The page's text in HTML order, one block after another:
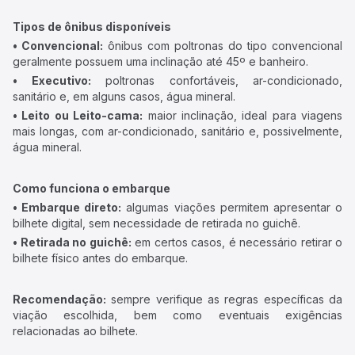
Tipos de ônibus disponíveis
• Convencional: ônibus com poltronas do tipo convencional
geralmente possuem uma inclinação até 45º e banheiro.
• Executivo: poltronas confortáveis, ar-condicionado,
sanitário e, em alguns casos, água mineral.
• Leito ou Leito-cama: maior inclinação, ideal para viagens
mais longas, com ar-condicionado, sanitário e, possivelmente,
água mineral.
Como funciona o embarque
• Embarque direto: algumas viações permitem apresentar o
bilhete digital, sem necessidade de retirada no guichê.
• Retirada no guichê: em certos casos, é necessário retirar o
bilhete físico antes do embarque.
Recomendação: sempre verifique as regras específicas da
viação escolhida, bem como eventuais exigências
relacionadas ao bilhete.